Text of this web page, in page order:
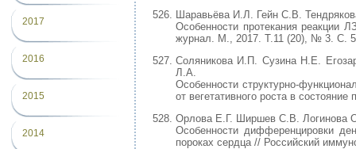
2017
2016
2015
2014
Шаравьёва И.Л. Гейн С.В.
Особенности протекания реакции
журнал. М., 2017. Т.11 (20), № 3. С.
Соляникова И.П. Сузина Н.Е.
Л.А.
Особенности структурно-
от вегетативного роста в
Орлова Е.Г. Ширшев С.В. Логинова
Особенности дифференцировки
пороках сердца // Российский